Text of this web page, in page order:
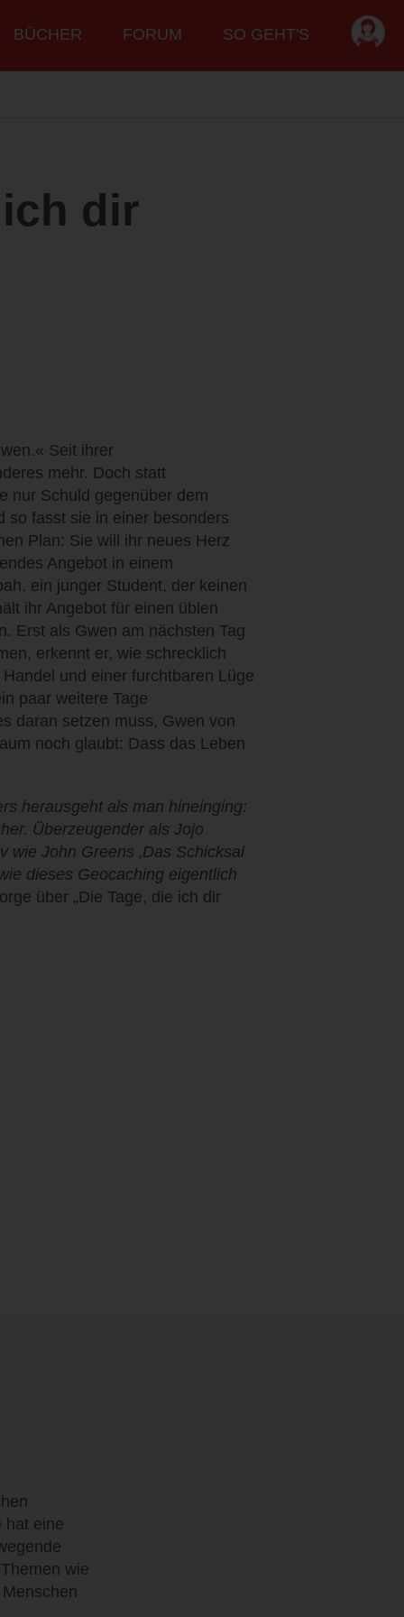
BÜCHER FORUM SO GEHT'S
dir
Seit ihrer
mehr. Doch statt
nur Schuld gegenüber dem
so fasst sie in einer besonders
Plan: Sie will ihr neues Herz
Angebot in einem
ein junger Student, der keinen
ihr Angebot für einen üblen
Erst als Gwen am nächsten Tag
erkennt er, wie schrecklich
und einer furchtbaren Lüge
paar weitere Tage
daran setzen muss, Gwen von
noch glaubt: Dass das Leben
herausgeht als man hineinging:
Überzeugender als Jojo
wie John Greens ‚Das Schicksal
dieses Geocaching eigentlich
über „Die Tage, die ich dir
hat eine
wie